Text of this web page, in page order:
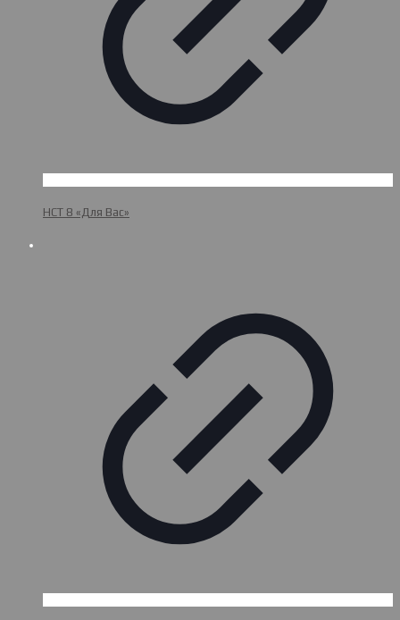
НСТ 8 «Для Вас»